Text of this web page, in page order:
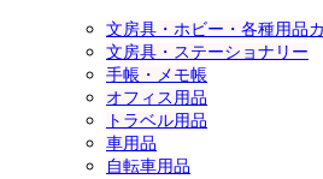
文房具・ホビー・各種用品
文房具・ステーショナリー
手帳・メモ帳
オフィス用品
トラベル用品
車用品
自転車用品